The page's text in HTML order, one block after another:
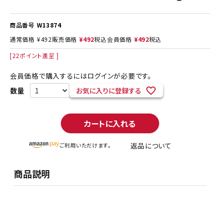
商品番号 W13874
通常価格 ¥492販売価格 ¥492税込会員価格 ¥492税込
[22ポイント進呈 ]
会員価格で購入するにはログインが必要です。
お気に入りに登録する
カートに入れる
ご利用いただけます。 返品について
商品説明